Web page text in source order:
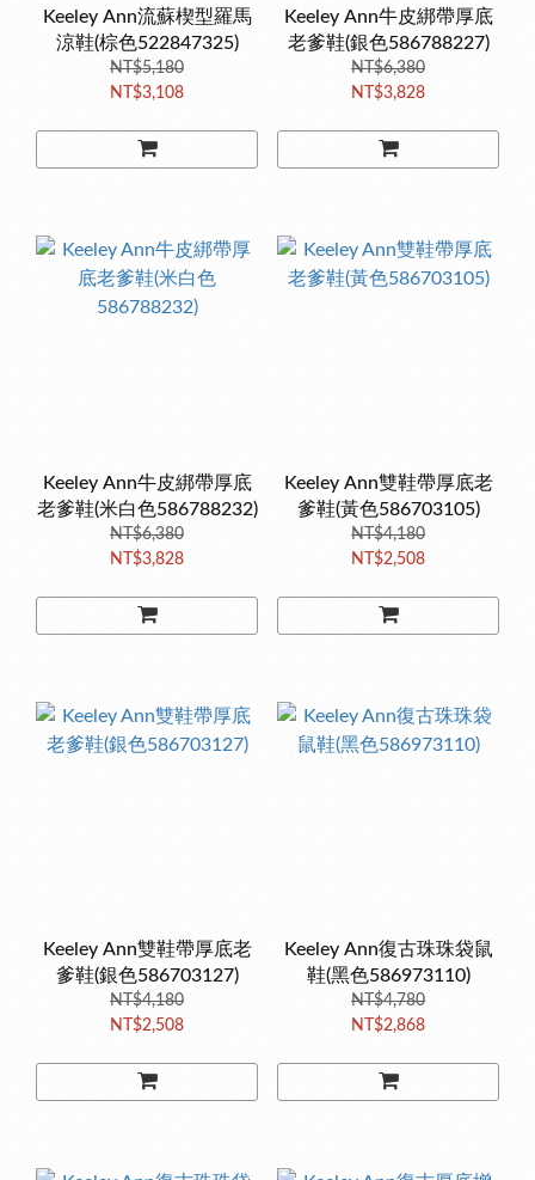
Keeley Ann流蘇楔型羅馬
涼鞋(棕色522847325)
NT$5,180
NT$3,108
Keeley Ann牛皮綁帶厚底
老爹鞋(銀色586788227)
NT$6,380
NT$3,828
Keeley Ann牛皮綁帶厚底
老爹鞋(米白色586788232)
NT$6,380
NT$3,828
Keeley Ann雙鞋帶厚底老
爹鞋(黃色586703105)
NT$4,180
NT$2,508
Keeley Ann雙鞋帶厚底老
爹鞋(銀色586703127)
NT$4,180
NT$2,508
Keeley Ann復古珠珠袋鼠
鞋(黑色586973110)
NT$4,780
NT$2,868